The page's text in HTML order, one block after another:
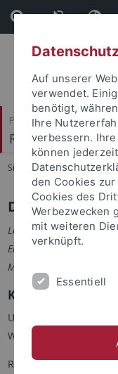
Direkt
zum
Inhalt
Direkt
zur
Fußleiste
Philosophische Fakultät
Romanisches
Sie sind hier: Startseite
Dr. Nicolas
Lektor für Französisch
Erasmus/CIVIS-
Mental Health-Ersthelfer
Kontakt
Universität Tübingen,
Wilhelmstr. 50, 72074
Raum 233
Auf unserer
verwendet.
benötigt,
Ihre
verbessern.
können
den Cookies
Cookies des
Werbezwecken
mit weiteren
verknüpft.
Essentiell